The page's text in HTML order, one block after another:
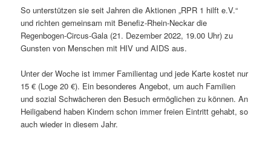
So unterstützen sie seit Jahren die Aktionen „RPR 1 hilft e.V.“
und richten gemeinsam mit Benefiz-Rhein-Neckar die
Regenbogen-Circus-Gala (21. Dezember 2022, 19.00 Uhr) zu
Gunsten von Menschen mit HIV und AIDS aus.
Unter der Woche ist immer Familientag und jede Karte kostet nur
15 € (Loge 20 €). Ein besonderes Angebot, um auch Familien
und sozial Schwächeren den Besuch ermöglichen zu können. An
Heiligabend haben Kindern schon immer freien Eintritt gehabt, so
auch wieder in diesem Jahr.